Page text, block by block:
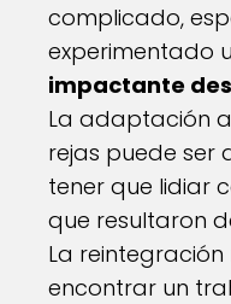
complicado,
experimentado
impactante
La adaptación
rejas puede ser
tener que lidiar
que resultaron
La
encontrar un